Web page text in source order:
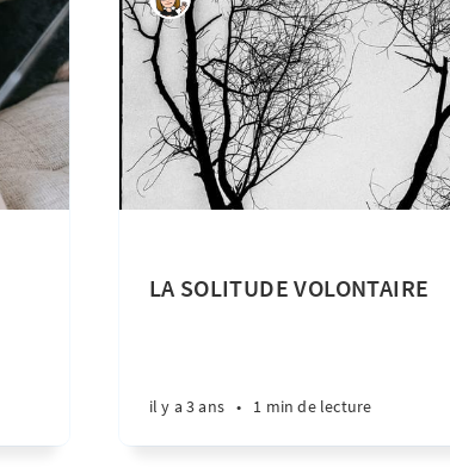
LA SOLITUDE VOLONTAIRE
il y a 3 ans • 1 min de lecture